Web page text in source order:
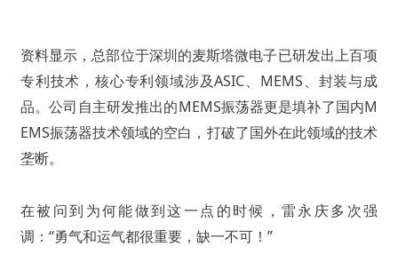
资料显示，总部位于深圳的麦斯塔微电子已研发出上百项
专利技术，核心专利领域涉及ASIC、MEMS、封装与成
品。公司自主研发推出的MEMS振荡器更是填补了国内M
EMS振荡器技术领域的空白，打破了国外在此领域的技术
垄断。
在被问到为何能做到这一点的时候，雷永庆多次强
调：“勇气和运气都很重要，缺一不可！”